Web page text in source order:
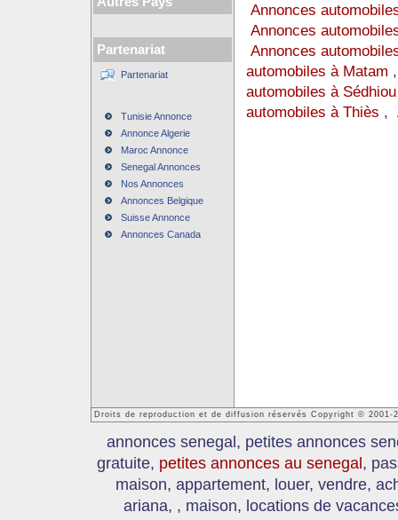
Partenariat
Partenariat
Tunisie Annonce
Annonce Algerie
Maroc Annonce
Senegal Annonces
Nos Annonces
Annonces Belgique
Suisse Annonce
Annonces Canada
Annonces
Annonces
Annonces
automobiles à Matam
automobiles à Sédhiou
automobiles à Thiès ,
Droits de reproduction et de diffusion réservés Copyright © 2001-
annonces senegal, petites annonces
gratuite, petites annonces au senegal ,
maison, appartement, louer, vendre,
ariana, , maison, locations de